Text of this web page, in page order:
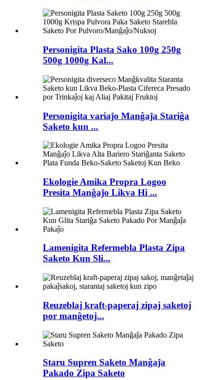
Personigita Plasta Sako 100g 250g
500g 1000g Kal...
Personigita variaĵo Manĝaĵa Stariĝa
Saketo kun ...
Ekologie Amika Propra Logoo
Presita Manĝaĵo Likva Hi ...
Lamenigita Refermebla Plasta Zipa
Saketo Kun Sli...
Reuzeblaj kraft-paperaj zipaj saketoj
por manĝetoj...
Staru Supren Saketo Manĝaĵa
Pakado Zipa Saketo